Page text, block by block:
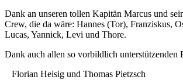
Dank an unseren tollen Kapitän Marcus und
Crew, die da wäre: Hannes (Tor), Franziskus,
Lucas, Yannick, Levi und Thore.
Dank auch allen so vorbildlich unterstützenden
Florian Heisig und Thomas Pietzsch